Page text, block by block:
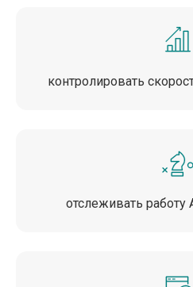
контролировать
отслеживать работу